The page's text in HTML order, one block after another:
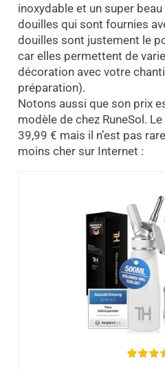
inoxydable et un super
douilles qui sont fournies
douilles sont justement le
car elles permettent de
décoration avec votre
préparation).
Notons aussi que son prix
modèle de chez RuneSol.
39,99 € mais il n’est pas
moins cher sur Internet :